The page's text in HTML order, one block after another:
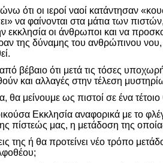
ότι οι ιεροί ναοί κατάντησαν
να φαίνονται στα μάτια των
εκκλησία οι άνθρωποι και να
της δύναμης του ανθρώπινου
βέβαιο ότι μετά τις τόσες
και αλλαγές στην τέλεση
θα μείνουμε ως πιστοί σε ένα
Εκκλησία αναφορικά με το
πίστεώς μας, η μετάδοση της
της ή θα προτείνει νέο τρόπο